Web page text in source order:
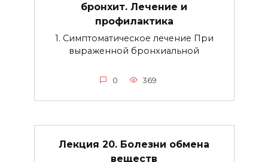
бронхит. Лечение и
профилактика
1. Симптоматическое лечение При
выраженной бронхиальной
0 369
Лекция 20. Болезни обмена
веществ